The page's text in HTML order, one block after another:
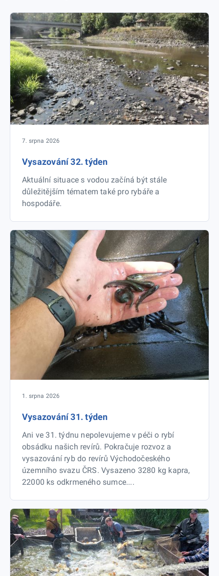
7. srpna 2026
Vysazování 32. týden
Aktuální situace s vodou začíná být stále
důležitějším tématem také pro rybáře a
hospodáře.
1. srpna 2026
Vysazování 31. týden
Ani ve 31. týdnu nepolevujeme v péči o rybí
obsádku našich revírů. Pokračuje rozvoz a
vysazování ryb do revírů Východočeského
územního svazu ČRS. Vysazeno 3280 kg kapra,
22000 ks odkrmeného sumce....